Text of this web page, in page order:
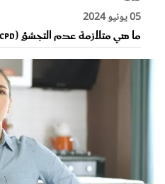
05 يونيو 2024
ما هي متلازمة عدم التجشؤ (RCPD) وكيف يمكن علاجها؟